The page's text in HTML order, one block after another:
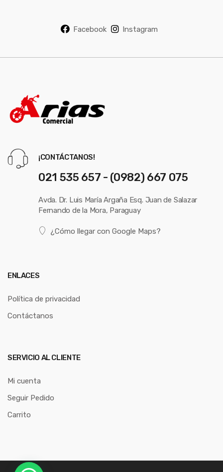
Facebook Instagram
¡CONTÁCTANOS!
021 535 657 - (0982) 667 075
Avda. Dr. Luis María Argaña Esq. Juan de Salazar
Fernando de la Mora, Paraguay
¿Cómo llegar con Google Maps?
ENLACES
Política de privacidad
Contáctanos
SERVICIO AL CLIENTE
Mi cuenta
Seguir Pedido
Carrito